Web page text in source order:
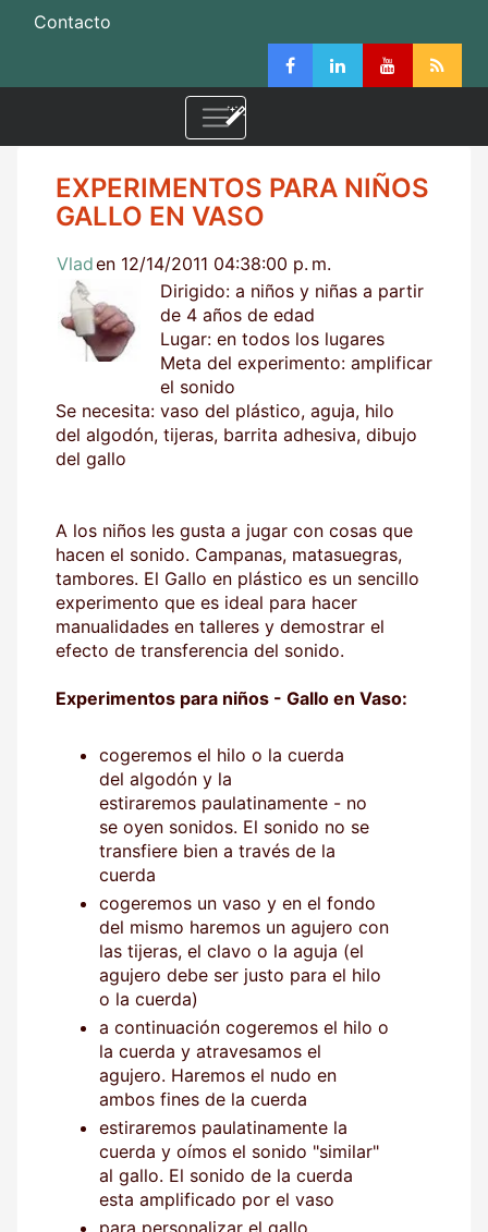
Contacto
EXPERIMENTOS PARA NIÑOS
GALLO EN VASO
Vladen 12/14/2011 04:38:00 p. m.
Dirigido: a niños y niñas a partir
de 4 años de edad
Lugar: en todos los lugares
Meta del experimento: amplificar
el sonido
Se necesita: vaso del plástico, aguja, hilo
del algodón, tijeras, barrita adhesiva, dibujo
del gallo
A los niños les gusta a jugar con cosas que
hacen el sonido. Campanas, matasuegras,
tambores. El Gallo en plástico es un sencillo
experimento que es ideal para hacer
manualidades en talleres y demostrar el
efecto de transferencia del sonido.
Experimentos para niños - Gallo en Vaso:
cogeremos el hilo o la cuerda
del algodón y la
estiraremos paulatinamente - no
se oyen sonidos. El sonido no se
transfiere bien a través de la
cuerda
cogeremos un vaso y en el fondo
del mismo haremos un agujero con
las tijeras, el clavo o la aguja (el
agujero debe ser justo para el hilo
o la cuerda)
a continuación cogeremos el hilo o
la cuerda y atravesamos el
agujero. Haremos el nudo en
ambos fines de la cuerda
estiraremos paulatinamente la
cuerda y oímos el sonido "similar"
al gallo. El sonido de la cuerda
esta amplificado por el vaso
para personalizar el gallo